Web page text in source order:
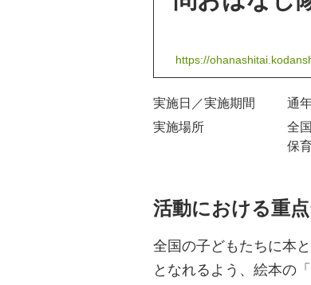
https://
実施日／実施期間
通
実施場所
全
保
活動における重
全国の子どもたちに本
となれるよう、絵本の